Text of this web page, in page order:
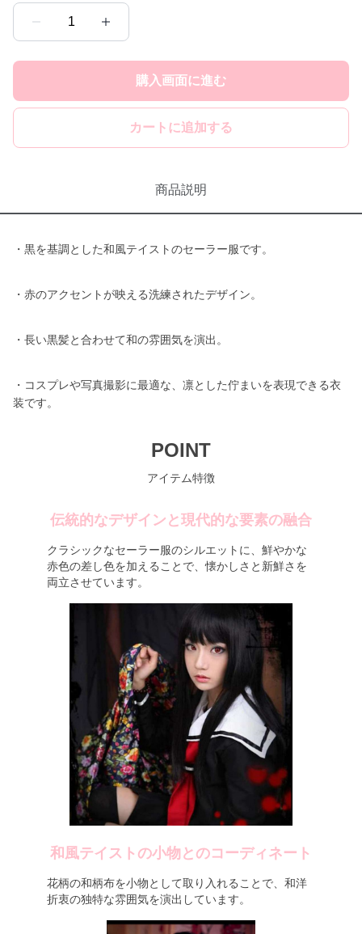
1
購入画面に進む
カートに追加する
商品説明
・黒を基調とした和風テイストのセーラー服です。
・赤のアクセントが映える洗練されたデザイン。
・長い黒髪と合わせて和の雰囲気を演出。
・コスプレや写真撮影に最適な、凛とした佇まいを表現できる衣
装です。
POINT
アイテム特徴
伝統的なデザインと現代的な要素の融合
クラシックなセーラー服のシルエットに、鮮やかな
赤色の差し色を加えることで、懐かしさと新鮮さを
両立させています。
和風テイストの小物とのコーディネート
花柄の和柄布を小物として取り入れることで、和洋
折衷の独特な雰囲気を演出しています。